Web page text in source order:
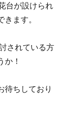
台が設けられ
ます。
されている方
か！
待ちしており